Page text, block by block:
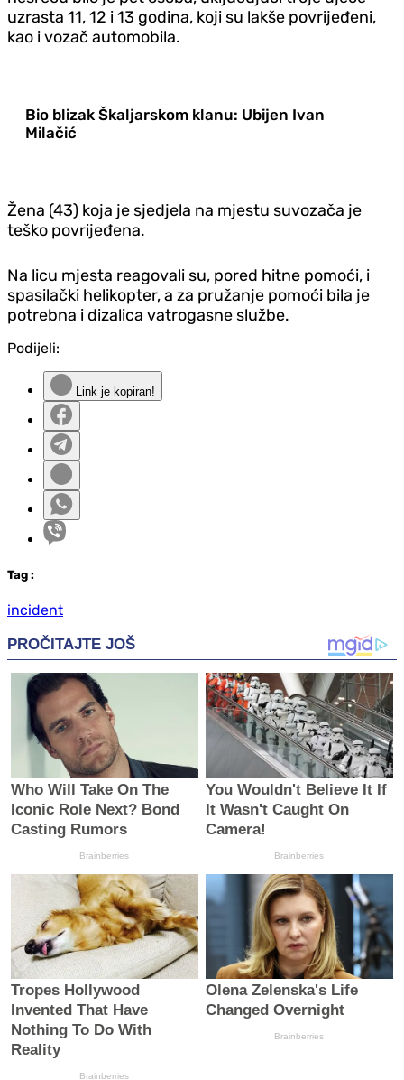
uzrasta 11, 12 i 13 godina, koji su lakše povrijeđeni,
kao i vozač automobila.
Bio blizak Škaljarskom klanu: Ubijen Ivan
Milačić
Žena (43) koja je sjedjela na mjestu suvozača je
teško povrijeđena.
Na licu mjesta reagovali su, pored hitne pomoći, i
spasilački helikopter, a za pružanje pomoći bila je
potrebna i dizalica vatrogasne službe.
Podijeli:
Link je kopiran!
Tag :
incident